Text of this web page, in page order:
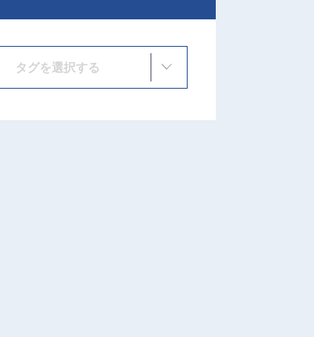
タグを選択する